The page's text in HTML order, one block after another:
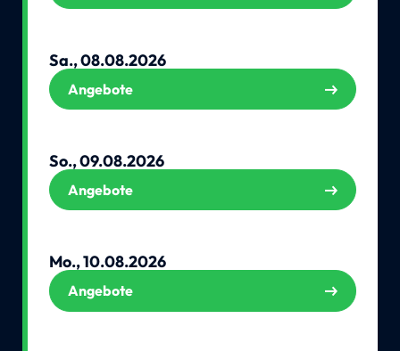
Sa., 08.08.2026
Angebote
So., 09.08.2026
Angebote
Mo., 10.08.2026
Angebote